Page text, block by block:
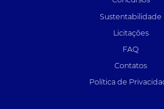
Sustentabilidade
Licitações
FAQ
Contatos
Política de